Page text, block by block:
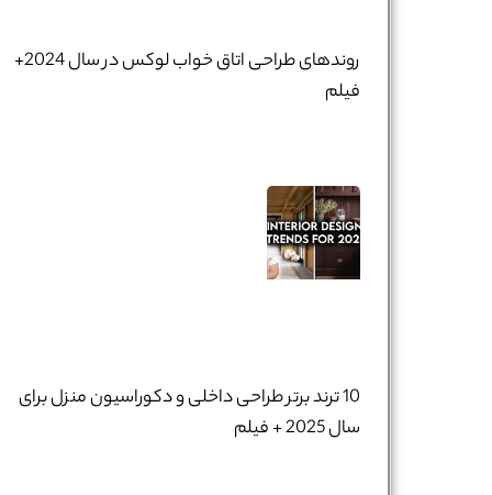
روندهای طراحی اتاق خواب لوکس در سال 2024+
فیلم
10 ترند برتر طراحی داخلی و دکوراسیون منزل برای
سال 2025 + فیلم